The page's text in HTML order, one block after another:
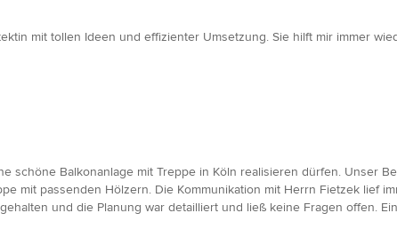
mit tollen Ideen und effizienter Umsetzung. Sie hilft mir immer
schöne Balkonanlage mit Treppe in Köln realisieren dürfen. Unser
mit passenden Hölzern. Die Kommunikation mit Herrn Fietzek lief
und die Planung war detailliert und ließ keine Fragen offen.